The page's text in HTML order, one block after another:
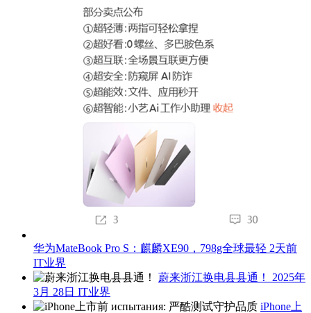
华为MateBook Pro S：麒麟XE90，798g全球最轻 2天前
IT业界
蔚来浙江换电县县通！ 2025年
3月 28日 IT业界
iPhone上